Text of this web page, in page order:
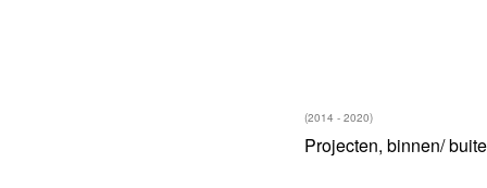
Projecten, binnen/
(2014 - 2020)